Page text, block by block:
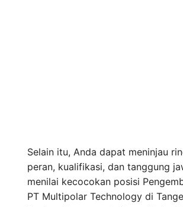
Selain itu, Anda dapat meninjau
peran, kualifikasi, dan tanggung
menilai kecocokan posisi
PT Multipolar Technology di